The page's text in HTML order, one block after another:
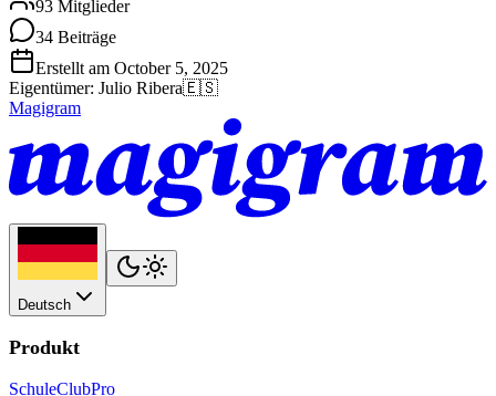
93 Mitglieder
34 Beiträge
Erstellt am October 5, 2025
Eigentümer: Julio Ribera🇪🇸
Magigram
Deutsch
Produkt
SchuleClubPro